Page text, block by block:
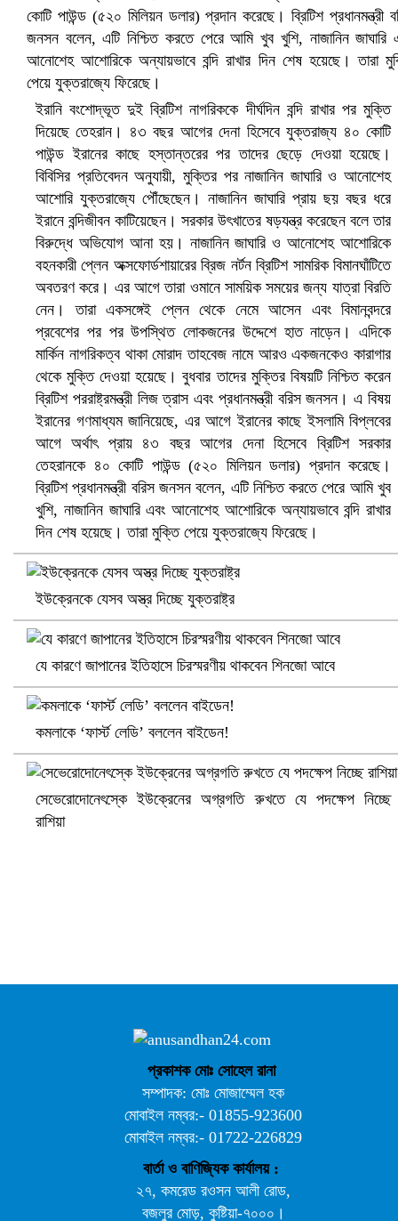
সৌদিতে ব্যাপক ধরপাকড়, এক সপ্তাহেই ২১ হাজারের বেশি গ্রেপ্তার
বৈষম্যবিরোধী ছাত্র আন্দোলনের সাধারণ সম্পাদকের পদত্যাগ
ভিউ বাড়াতে রাম দা হাতে ফেসবুকে ভিডিও পোস্ট শিক্ষকের
ভারতে ভয়াবহ সড়ক দুর্ঘটনা, নিহত ১৫
ইরানি বংশোদ্ভূত দুই ব্রিটিশ নাগরিককে দীর্ঘদিন বন্দি রাখার পর মুক্তি
দিয়েছে তেহরান। ৪৩ বছর আগের দেনা হিসেবে যুক্তরাজ্য ৪০ কোটি
পাউন্ড ইরানের কাছে হস্তান্তরের পর তাদের ছেড়ে দেওয়া হয়েছে।
বিবিসির প্রতিবেদন অনুযায়ী, মুক্তির পর নাজানিন জাঘারি ও আনোশেহ
আশোরি যুক্তরাজ্যে পৌঁছেছেন। নাজানিন জাঘারি প্রায় ছয় বছর ধরে
ইরানে বন্দিজীবন কাটিয়েছেন। সরকার উৎখাতের ষড়যন্ত্র করেছেন বলে তার
বিরুদ্ধে অভিযোগ আনা হয়। নাজানিন জাঘারি ও আনোশেহ আশোরিকে
বহনকারী প্লেন অক্সফোর্ডশায়ারের ব্রিজ নর্টন ব্রিটিশ সামরিক বিমানঘাঁটিতে
অবতরণ করে। এর আগে তারা ওমানে সাময়িক সময়ের জন্য যাত্রা বিরতি
নেন। তারা একসঙ্গেই প্লেন থেকে নেমে আসেন এবং বিমানবন্দরে
প্রবেশের পর পর উপস্থিত লোকজনের উদ্দেশে হাত নাড়েন। এদিকে
মার্কিন নাগরিকত্ব থাকা মোরাদ তাহবেজ নামে আরও একজনকেও কারাগার
থেকে মুক্তি দেওয়া হয়েছে। বুধবার তাদের মুক্তির বিষয়টি নিশ্চিত করেন
ব্রিটিশ পররাষ্ট্রমন্ত্রী লিজ ত্রাস এবং প্রধানমন্ত্রী বরিস জনসন। এ বিষয়
ইরানের গণমাধ্যম জানিয়েছে, এর আগে ইরানের কাছে ইসলামি বিপ্লবের
আগে অর্থাৎ প্রায় ৪৩ বছর আগের দেনা হিসেবে ব্রিটিশ সরকার
তেহরানকে ৪০ কোটি পাউন্ড (৫২০ মিলিয়ন ডলার) প্রদান করেছে।
ব্রিটিশ প্রধানমন্ত্রী বরিস জনসন বলেন, এটি নিশ্চিত করতে পেরে আমি খুব
খুশি, নাজানিন জাঘারি এবং আনোশেহ আশোরিকে অন্যায়ভাবে বন্দি রাখার
দিন শেষ হয়েছে। তারা মুক্তি পেয়ে যুক্তরাজ্যে ফিরেছে।
ইউক্রেনকে যেসব অস্ত্র দিচ্ছে যুক্তরাষ্ট্র
যে কারণে জাপানের ইতিহাসে চিরস্মরণীয় থাকবেন শিনজো আবে
কমলাকে ‘ফার্স্ট লেডি’ বললেন বাইডেন!
সেভেরোদোনেৎস্কে ইউক্রেনের অগ্রগতি রুখতে যে পদক্ষেপ নিচ্ছে
রাশিয়া
প্রকাশক মোঃ সোহেল রানা
সম্পাদক: মোঃ মোজাম্মেল হক
মোবাইল নম্বর:- 01855-923600
মোবাইল নম্বর:- 01722-226829
বার্তা ও বাণিজ্যিক কার্যালয় :
২৭, কমরেড রওসন আলী রোড,
বজলুর মোড়, কুষ্টিয়া-৭০০০।